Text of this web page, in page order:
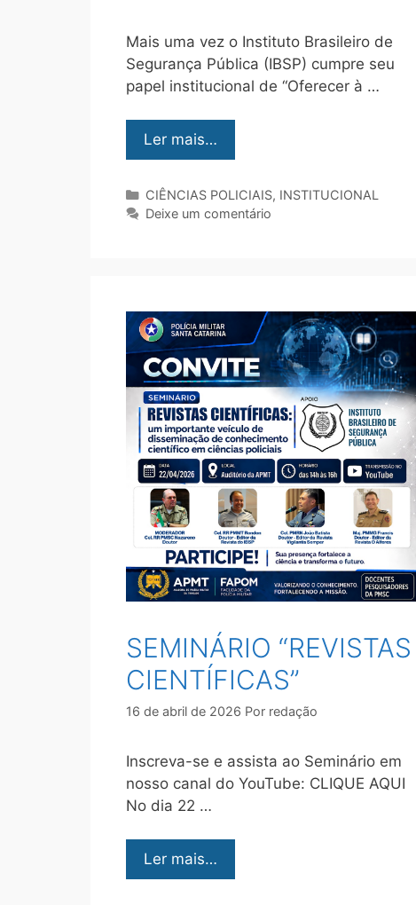
Mais uma vez o Instituto Brasileiro de
Segurança Pública (IBSP) cumpre seu
papel institucional de “Oferecer à …
Ler mais…
CIÊNCIAS POLICIAIS, INSTITUCIONAL
Deixe um comentário
SEMINÁRIO “REVISTAS
CIENTÍFICAS”
16 de abril de 2026 Por redação
Inscreva-se e assista ao Seminário em
nosso canal do YouTube: CLIQUE AQUI
No dia 22 …
Ler mais…